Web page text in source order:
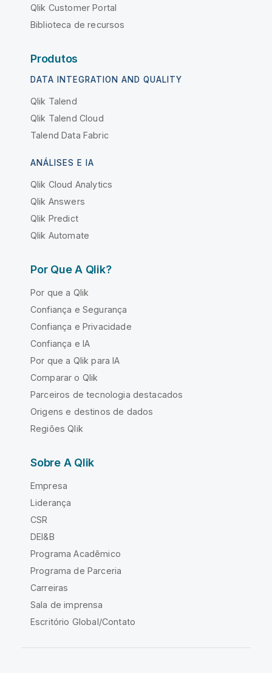
Qlik Customer Portal
Biblioteca de recursos
Produtos
DATA INTEGRATION AND QUALITY
Qlik Talend
Qlik Talend Cloud
Talend Data Fabric
ANÁLISES E IA
Qlik Cloud Analytics
Qlik Answers
Qlik Predict
Qlik Automate
Por Que A Qlik?
Por que a Qlik
Confiança e Segurança
Confiança e Privacidade
Confiança e IA
Por que a Qlik para IA
Comparar o Qlik
Parceiros de tecnologia destacados
Origens e destinos de dados
Regiões Qlik
Sobre A Qlik
Empresa
Liderança
CSR
DEI&B
Programa Acadêmico
Programa de Parceria
Carreiras
Sala de imprensa
Escritório Global/Contato